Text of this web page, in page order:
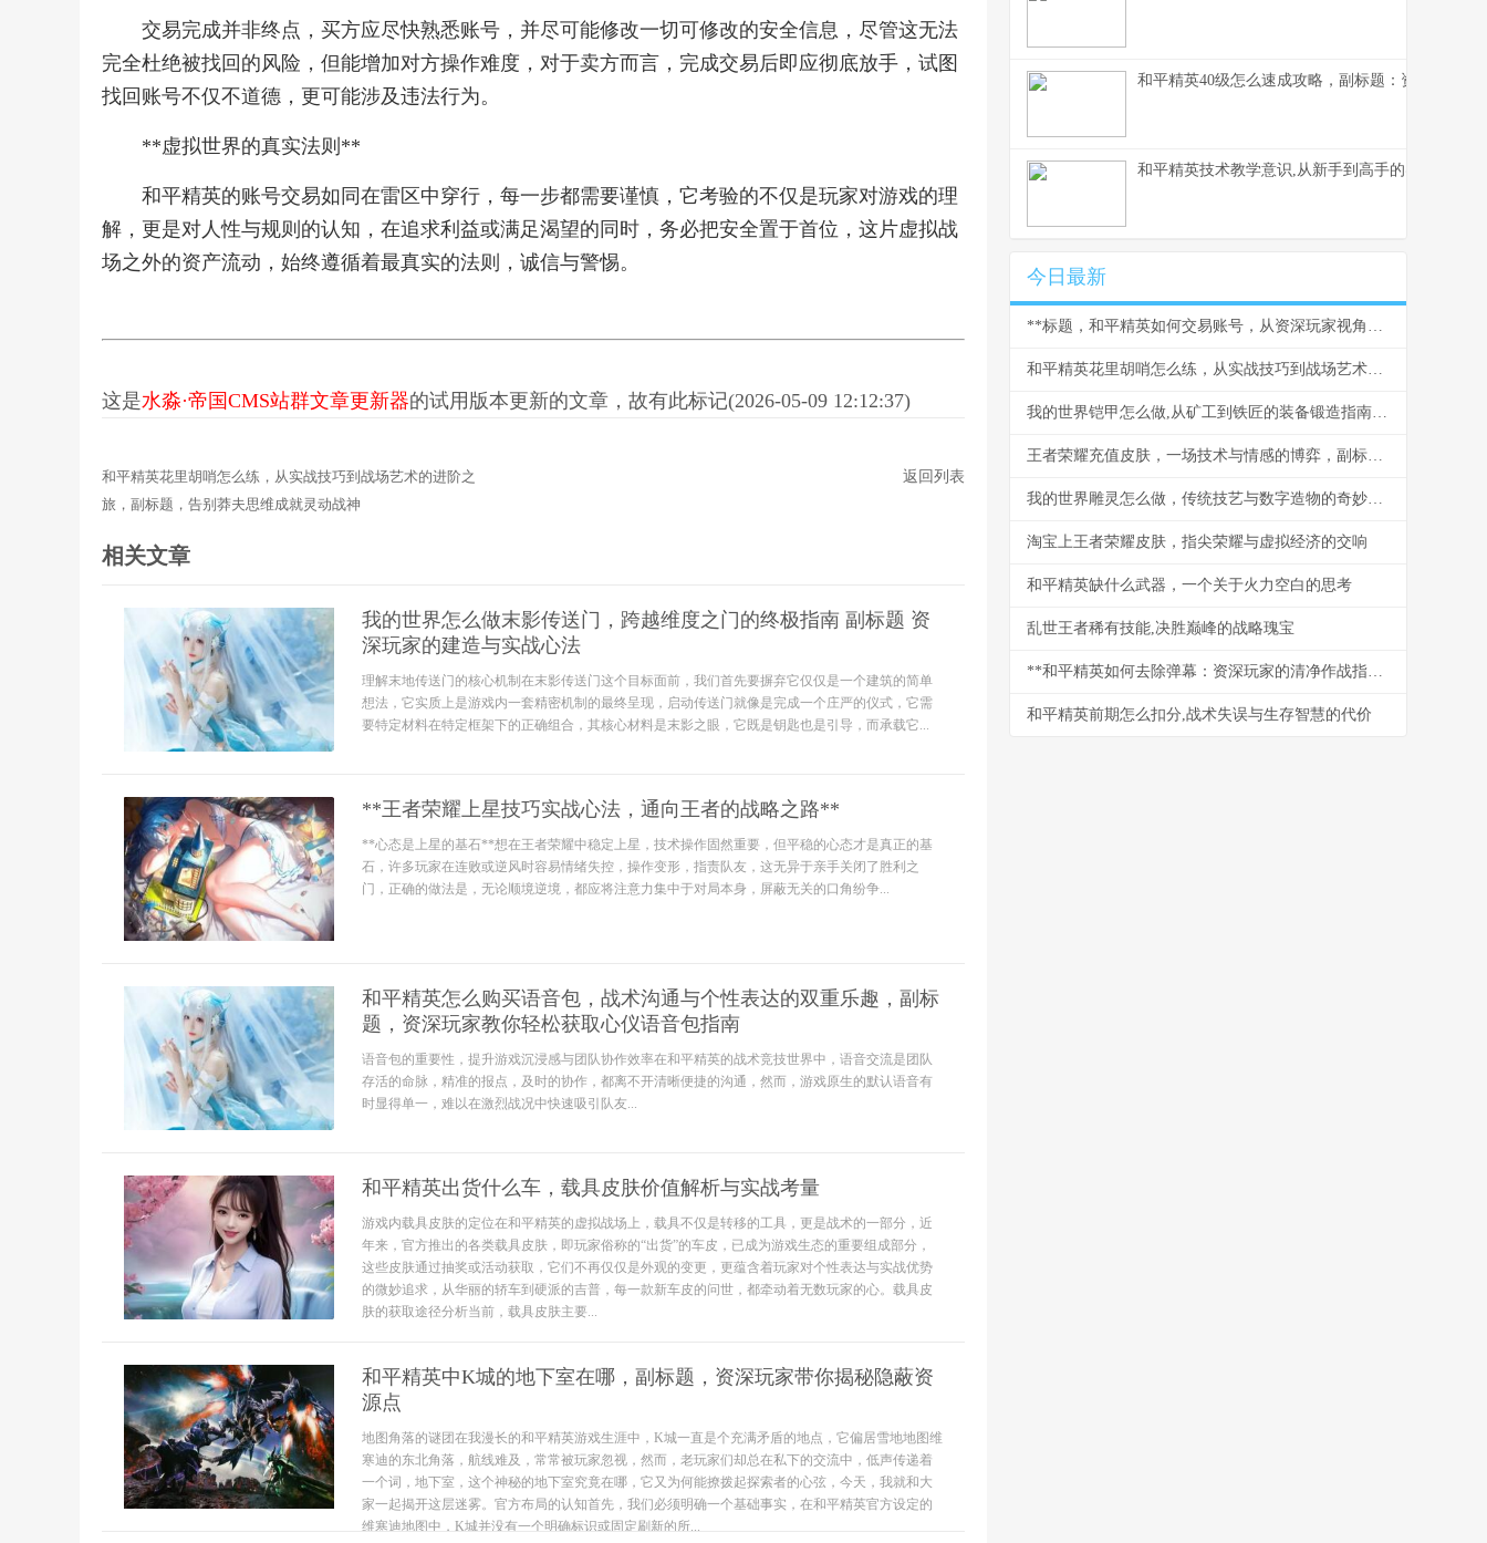
交易完成并非终点，买方应尽快熟悉账号，并尽可能修改一切可修改的安全信息，尽管这无法
完全杜绝被找回的风险，但能增加对方操作难度，对于卖方而言，完成交易后即应彻底放手，试图
找回账号不仅不道德，更可能涉及违法行为。
**虚拟世界的真实法则**
和平精英的账号交易如同在雷区中穿行，每一步都需要谨慎，它考验的不仅是玩家对游戏的理
解，更是对人性与规则的认知，在追求利益或满足渴望的同时，务必把安全置于首位，这片虚拟战
场之外的资产流动，始终遵循着最真实的法则，诚信与警惕。
这是水淼·帝国CMS站群文章更新器的试用版本更新的文章，故有此标记(2026-05-09 12:12:37)
和平精英花里胡哨怎么练，从实战技巧到战场艺术的进阶之
旅，副标题，告别莽夫思维成就灵动战神
返回列表
相关文章
我的世界怎么做末影传送门，跨越维度之门的终极指南 副标题 资
深玩家的建造与实战心法
理解末地传送门的核心机制在末影传送门这个目标面前，我们首先要摒弃它仅仅是一个建筑的简单
想法，它实质上是游戏内一套精密机制的最终呈现，启动传送门就像是完成一个庄严的仪式，它需
要特定材料在特定框架下的正确组合，其核心材料是末影之眼，它既是钥匙也是引导，而承载它...
**王者荣耀上星技巧实战心法，通向王者的战略之路**
**心态是上星的基石**想在王者荣耀中稳定上星，技术操作固然重要，但平稳的心态才是真正的基
石，许多玩家在连败或逆风时容易情绪失控，操作变形，指责队友，这无异于亲手关闭了胜利之
门，正确的做法是，无论顺境逆境，都应将注意力集中于对局本身，屏蔽无关的口角纷争...
和平精英怎么购买语音包，战术沟通与个性表达的双重乐趣，副标
题，资深玩家教你轻松获取心仪语音包指南
语音包的重要性，提升游戏沉浸感与团队协作效率在和平精英的战术竞技世界中，语音交流是团队
存活的命脉，精准的报点，及时的协作，都离不开清晰便捷的沟通，然而，游戏原生的默认语音有
时显得单一，难以在激烈战况中快速吸引队友...
和平精英出货什么车，载具皮肤价值解析与实战考量
游戏内载具皮肤的定位在和平精英的虚拟战场上，载具不仅是转移的工具，更是战术的一部分，近
年来，官方推出的各类载具皮肤，即玩家俗称的“出货”的车皮，已成为游戏生态的重要组成部分，
这些皮肤通过抽奖或活动获取，它们不再仅仅是外观的变更，更蕴含着玩家对个性表达与实战优势
的微妙追求，从华丽的轿车到硬派的吉普，每一款新车皮的问世，都牵动着无数玩家的心。载具皮
肤的获取途径分析当前，载具皮肤主要...
和平精英中K城的地下室在哪，副标题，资深玩家带你揭秘隐蔽资
源点
地图角落的谜团在我漫长的和平精英游戏生涯中，K城一直是个充满矛盾的地点，它偏居雪地地图维
寒迪的东北角落，航线难及，常常被玩家忽视，然而，老玩家们却总在私下的交流中，低声传递着
一个词，地下室，这个神秘的地下室究竟在哪，它又为何能撩拨起探索者的心弦，今天，我就和大
家一起揭开这层迷雾。官方布局的认知首先，我们必须明确一个基础事实，在和平精英官方设定的
维寒迪地图中，K城并没有一个明确标识或固定刷新的所...
和平精英40级怎么速成攻略，副标题：资深玩家的
和平精英技术教学意识,从新手到高手的实战蜕变
今日最新
**标题，和平精英如何交易账号，从资深玩家视角看交易风险与技巧**
和平精英花里胡哨怎么练，从实战技巧到战场艺术的进阶之旅，副标题，告别莽夫思维成就灵动战神
我的世界铠甲怎么做,从矿工到铁匠的装备锻造指南副标题
王者荣耀充值皮肤，一场技术与情感的博弈，副标题，虚拟华服背后的玩家心理地图
我的世界雕灵怎么做，传统技艺与数字造物的奇妙融合
淘宝上王者荣耀皮肤，指尖荣耀与虚拟经济的交响
和平精英缺什么武器，一个关于火力空白的思考
乱世王者稀有技能,决胜巅峰的战略瑰宝
**和平精英如何去除弹幕：资深玩家的清净作战指南**
和平精英前期怎么扣分,战术失误与生存智慧的代价